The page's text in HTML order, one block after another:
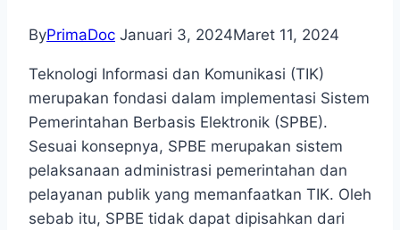
ByPrimaDoc Januari 3, 2024Maret 11, 2024
Teknologi Informasi dan Komunikasi (TIK)
merupakan fondasi dalam implementasi Sistem
Pemerintahan Berbasis Elektronik (SPBE).
Sesuai konsepnya, SPBE merupakan sistem
pelaksanaan administrasi pemerintahan dan
pelayanan publik yang memanfaatkan TIK. Oleh
sebab itu, SPBE tidak dapat dipisahkan dari